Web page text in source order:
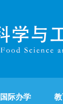
国际办学